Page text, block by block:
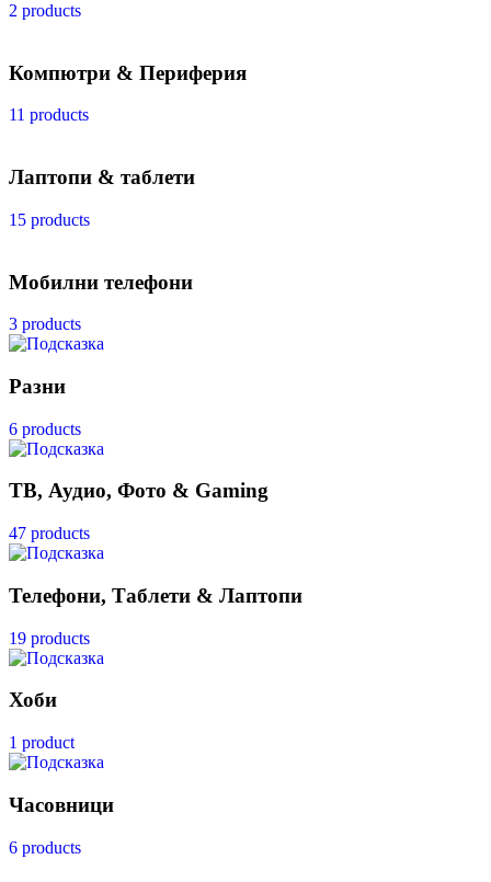
2 products
Компютри & Периферия
11 products
Лаптопи & таблети
15 products
Мобилни телефони
3 products
Разни
6 products
ТВ, Аудио, Фото & Gaming
47 products
Телефони, Таблети & Лаптопи
19 products
Хоби
1 product
Часовници
6 products